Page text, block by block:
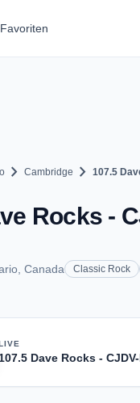
Favoriten
chevron_right Cambridge chevron_right 107.5
Rocks -
Canada Classic Rock
107.5 Dave Rocks -